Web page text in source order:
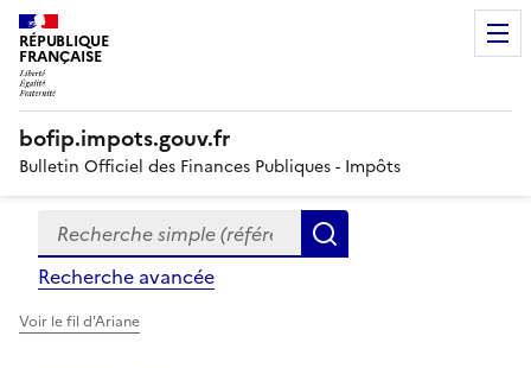
RÉPUBLIQUE
FRANÇAISE
bofip.impots.gouv.fr
Bulletin Officiel des Finances Publiques - Impôts
Formulaire
de
recherche
Recherche simple (références, mots clés, partie du
Recherche avancée
Voir le fil d'Ariane